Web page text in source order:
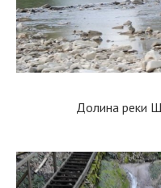
Долина реки